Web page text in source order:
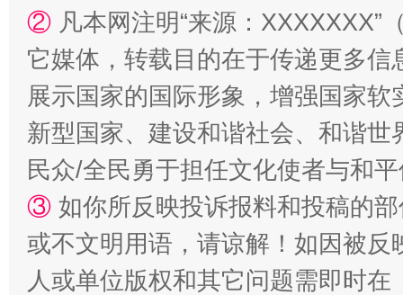
国家大学科技园优化重塑工作
② 凡本网注明“来源：
它媒体，转载目的在于传递更多
展示国家的国际形象，增强国家
新型国家、建设和谐社会、和谐
民众/全民勇于担任文化使者与和
③ 如你所反映投诉报料和投稿的
或不文明用语，请谅解！如因被
人或单位版权和其它问题需即时在